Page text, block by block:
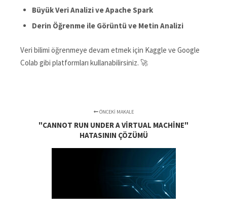
Büyük Veri Analizi ve Apache Spark
Derin Öğrenme ile Görüntü ve Metin Analizi
Veri bilimi öğrenmeye devam etmek için Kaggle ve Google
Colab gibi platformları kullanabilirsiniz. 🚀
ÖNCEKI MAKALE
"CANNOT RUN UNDER A VIRTUAL MACHINE"
HATASININ ÇÖZÜMÜ